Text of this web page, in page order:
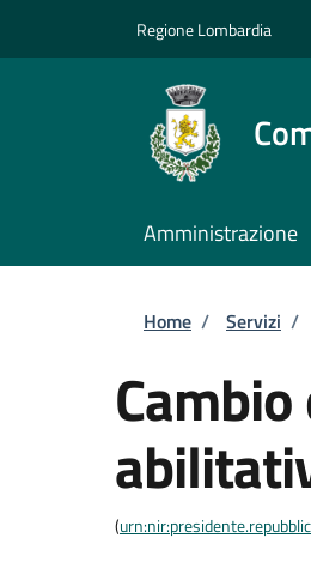
Regione Lombardia
Amministrazione
Briciole
Home / Servizi /
(